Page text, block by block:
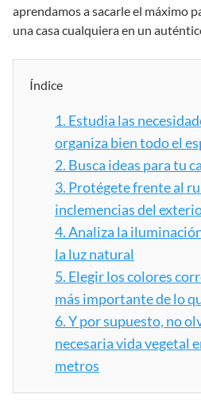
aprendamos a sacarle el máximo
una casa cualquiera en un
Índice
1. Estudia las
organiza bien todo el
2. Busca ideas para tu
3. Protégete frente al
inclemencias del
4.Analiza la
la luz natural
5. Elegir los colores
más importante de lo
6.Y por supuesto, no
necesaria vida vegetal
metros